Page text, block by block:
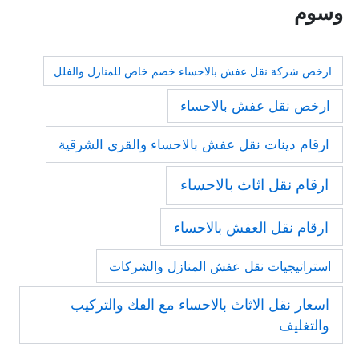
وسوم
ارخص شركة نقل عفش بالاحساء خصم خاص للمنازل والفلل
ارخص نقل عفش بالاحساء
ارقام دينات نقل عفش بالاحساء والقرى الشرقية
ارقام نقل اثاث بالاحساء
ارقام نقل العفش بالاحساء
استراتيجيات نقل عفش المنازل والشركات
اسعار نقل الاثاث بالاحساء مع الفك والتركيب
والتغليف